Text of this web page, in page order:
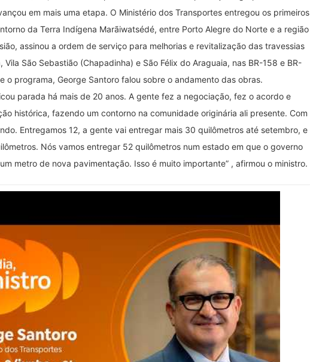
em mais uma etapa. O Ministério dos Transportes entregou os primeiros
da Terra Indígena Marãiwatsédé, entre Porto Alegre do Norte e a região
assinou a ordem de serviço para melhorias e revitalização das travessias
Vila São Sebastião (Chapadinha) e São Félix do Araguaia, nas BR-158 e BR-
o programa, George Santoro falou sobre o andamento das obras.
parada há mais de 20 anos. A gente fez a negociação, fez o acordo e
histórica, fazendo um contorno na comunidade originária ali presente. Com
Entregamos 12, a gente vai entregar mais 30 quilômetros até setembro, e
Nós vamos entregar 52 quilômetros num estado em que o governo
metro de nova pavimentação. Isso é muito importante” , afirmou o ministro.